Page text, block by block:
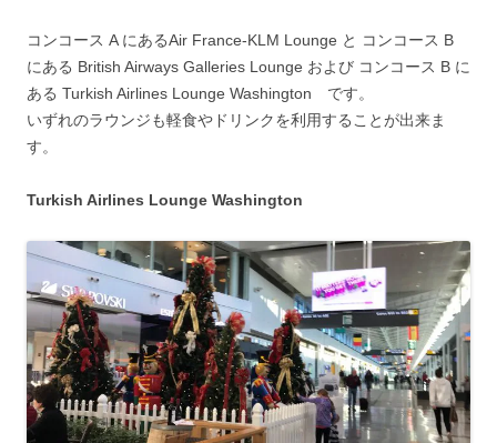
コンコース A にあるAir France-KLM Lounge と コンコース B
にある British Airways Galleries Lounge および コンコース B に
ある Turkish Airlines Lounge Washington です。
いずれのラウンジも軽食やドリンクを利用することが出来ま
す。
Turkish Airlines Lounge Washington